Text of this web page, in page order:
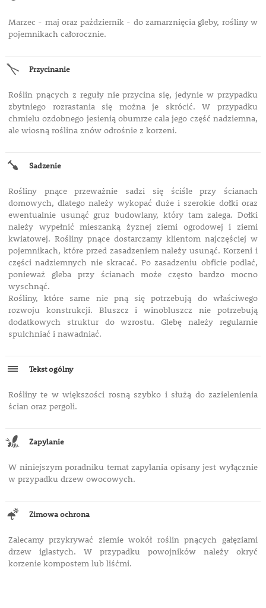
Marzec - maj oraz październik - do zamarznięcia gleby, rośliny w
pojemnikach całorocznie.
Przycinanie
Roślin pnących z reguły nie przycina się, jedynie w przypadku
zbytniego rozrastania się można je skrócić. W przypadku
chmielu ozdobnego jesienią obumrze cala jego część nadziemna,
ale wiosną roślina znów odrośnie z korzeni.
Sadzenie
Rośliny pnące przeważnie sadzi się ściśle przy ścianach
domowych, dlatego należy wykopać duże i szerokie dołki oraz
ewentualnie usunąć gruz budowlany, który tam zalega. Dołki
należy wypełnić mieszanką żyznej ziemi ogrodowej i ziemi
kwiatowej. Rośliny pnące dostarczamy klientom najczęściej w
pojemnikach, które przed zasadzeniem należy usunąć. Korzeni i
części nadziemnych nie skracać. Po zasadzeniu obficie podlać,
ponieważ gleba przy ścianach może często bardzo mocno
wyschnąć.
Rośliny, które same nie pną się potrzebują do właściwego
rozwoju konstrukcji. Bluszcz i winobluszcz nie potrzebują
dodatkowych struktur do wzrostu. Glebę należy regularnie
spulchniać i nawadniać.
Tekst ogólny
Rośliny te w większości rosną szybko i służą do zazielenienia
ścian oraz pergoli.
Zapylanie
W niniejszym poradniku temat zapylania opisany jest wyłącznie
w przypadku drzew owocowych.
Zimowa ochrona
Zalecamy przykrywać ziemie wokół roślin pnących gałęziami
drzew iglastych. W przypadku powojników należy okryć
korzenie kompostem lub liśćmi.